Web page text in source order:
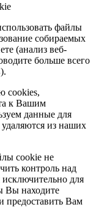
файлы
собираемых
(анализ веб-
больше всего
cookies,
к Вашим
данные для
удаляются из наших
cookie не
контроль над
для
Вы находите
предоставить Вам